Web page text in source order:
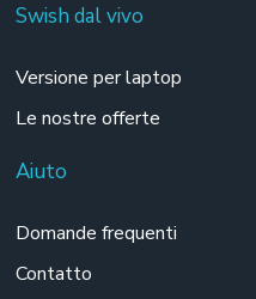
Swish dal vivo
Versione per laptop
Le nostre offerte
Aiuto
Domande frequenti
Contatto